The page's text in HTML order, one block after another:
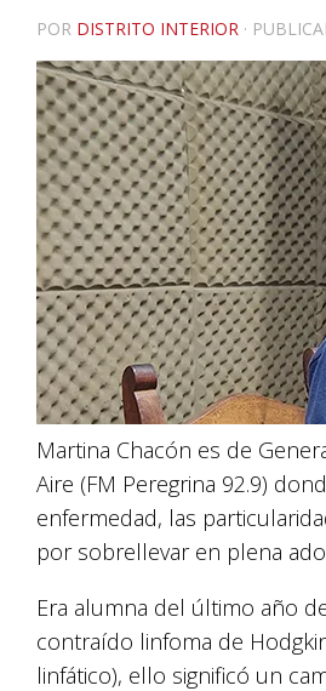
POR DISTRITO INTERIOR ·
Martina Chacón es de
Aire (FM Peregrina 92.9)
enfermedad, las
por sobrellevar en plena
Era alumna del último año
contraído linfoma de
linfático), ello significó un